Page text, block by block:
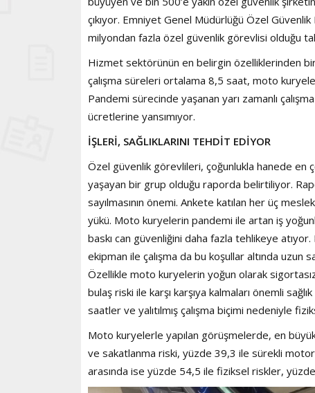
çıkıyor. Emniyet Genel Müdürlüğü Özel
milyondan fazla özel güvenlik görevlisi olduğu
Hizmet sektörünün en belirgin özelliklerinden
çalışma süreleri ortalama 8,5 saat, moto
Pandemi sürecinde yaşanan yarı zamanlı
ücretlerine yansımıyor.
İŞLERİ, SAĞLIKLARINI TEHDİT EDİYOR
Özel güvenlik görevlileri, çoğunlukla hanede en
yaşayan bir grup olduğu raporda belirtiliyor.
sayılmasının önemi. Ankete katılan her üç
yükü. Moto kuryelerin pandemi ile artan iş
baskı can güvenliğini daha fazla tehlikeye
ekipman ile çalışma da bu koşullar altında
Özellikle moto kuryelerin yoğun olarak
bulaş riski ile karşı karşıya kalmaları önemli
saatler ve yalıtılmış çalışma biçimi nedeniyle
Moto kuryelerle yapılan görüşmelerde, en
ve sakatlanma riski, yüzde 39,3 ile sürekli
arasında ise yüzde 54,5 ile fiziksel riskler,